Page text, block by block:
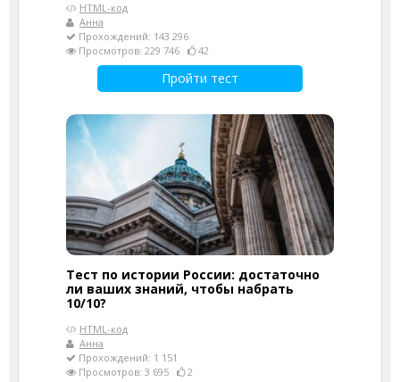
HTML-код
Анна
Прохождений: 143 296
Просмотров: 229 746
42
Пройти тест
Тест по истории России: достаточно
ли ваших знаний, чтобы набрать
10/10?
HTML-код
Анна
Прохождений: 1 151
Просмотров: 3 695
2